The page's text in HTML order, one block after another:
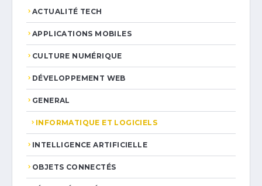
ACTUALITÉ TECH
APPLICATIONS MOBILES
CULTURE NUMÉRIQUE
DÉVELOPPEMENT WEB
GENERAL
INFORMATIQUE ET LOGICIELS
INTELLIGENCE ARTIFICIELLE
OBJETS CONNECTÉS